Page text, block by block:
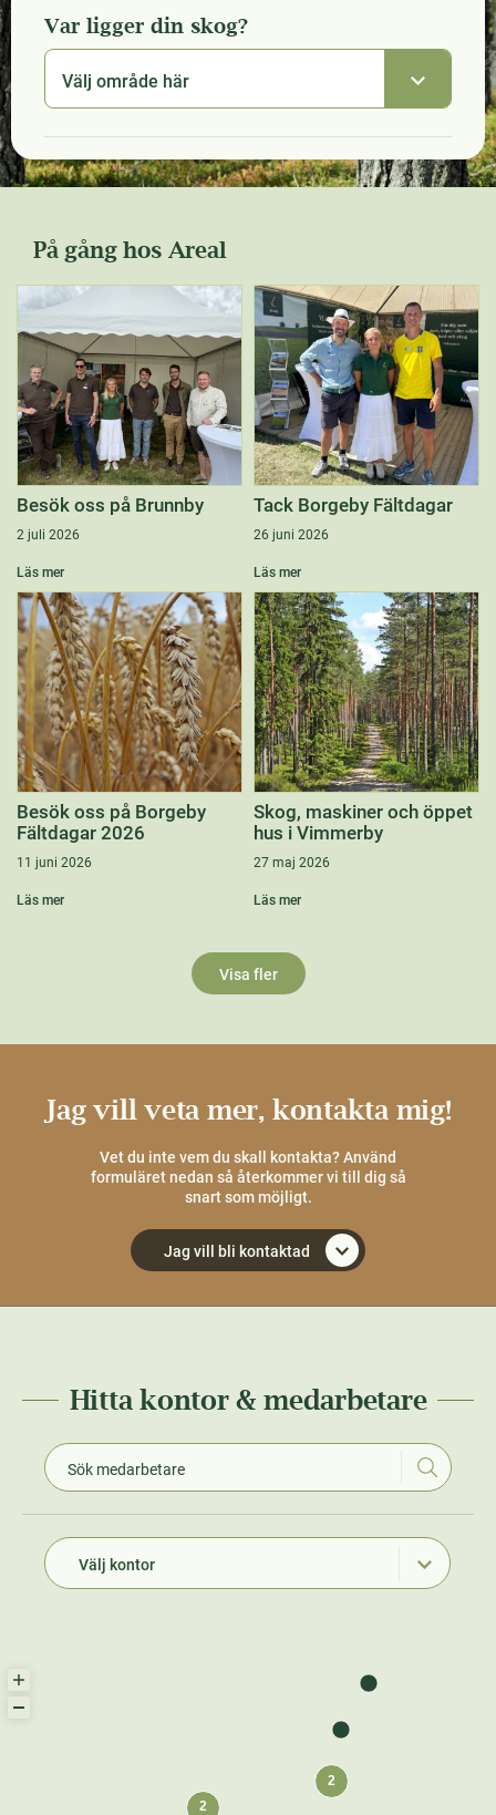
Var ligger din skog?
Välj område här
På gång hos Areal
Besök oss på Brunnby
2 juli 2026
Läs mer
Tack Borgeby Fältdagar
26 juni 2026
Läs mer
Besök oss på Borgeby
Fältdagar 2026
11 juni 2026
Läs mer
Skog, maskiner och öppet
hus i Vimmerby
27 maj 2026
Läs mer
Visa fler
Jag vill veta mer, kontakta mig!
Vet du inte vem du skall kontakta? Använd
formuläret nedan så återkommer vi till dig så
snart som möjligt.
Jag vill bli kontaktad
Hitta kontor & medarbetare
Välj kontor